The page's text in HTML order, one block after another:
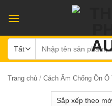
qua
kiếm:
Trang chủ / Cách Âm Chống Ồn Ô